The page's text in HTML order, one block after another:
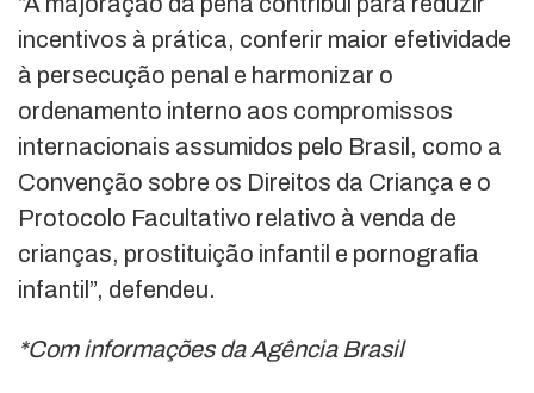
incentivos à prática, conferir maior efetividade
à persecução penal e harmonizar o
ordenamento interno aos compromissos
internacionais assumidos pelo Brasil, como a
Convenção sobre os Direitos da Criança e o
Protocolo Facultativo relativo à venda de
crianças, prostituição infantil e pornografia
infantil”, defendeu.
*Com informações da Agência Brasil